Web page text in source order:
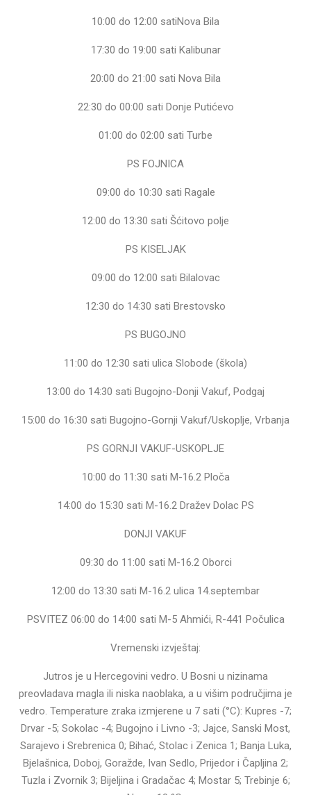
10:00 do 12:00 satiNova Bila
17:30 do 19:00 sati Kalibunar
20:00 do 21:00 sati Nova Bila
22:30 do 00:00 sati Donje Putićevo
01:00 do 02:00 sati Turbe
PS FOJNICA
09:00 do 10:30 sati Ragale
12:00 do 13:30 sati Šćitovo polje
PS KISELJAK
09:00 do 12:00 sati Bilalovac
12:30 do 14:30 sati Brestovsko
PS BUGOJNO
11:00 do 12:30 sati ulica Slobode (škola)
13:00 do 14:30 sati Bugojno-Donji Vakuf, Podgaj
15:00 do 16:30 sati Bugojno-Gornji Vakuf/Uskoplje, Vrbanja
PS GORNJI VAKUF-USKOPLJE
10:00 do 11:30 sati M-16.2 Ploča
14:00 do 15:30 sati M-16.2 Dražev Dolac PS
DONJI VAKUF
09:30 do 11:00 sati M-16.2 Oborci
12:00 do 13:30 sati M-16.2 ulica 14.septembar
PSVITEZ 06:00 do 14:00 sati M-5 Ahmići, R-441 Počulica
Vremenski izvještaj:
Jutros je u Hercegovini vedro. U Bosni u nizinama
preovladava magla ili niska naoblaka, a u višim područjima je
vedro. Temperature zraka izmjerene u 7 sati (°C): Kupres -7;
Drvar -5; Sokolac -4; Bugojno i Livno -3; Jajce, Sanski Most,
Sarajevo i Srebrenica 0; Bihać, Stolac i Zenica 1; Banja Luka,
Bjelašnica, Doboj, Goražde, Ivan Sedlo, Prijedor i Čapljina 2;
Tuzla i Zvornik 3; Bijeljina i Gradačac 4; Mostar 5; Trebinje 6;